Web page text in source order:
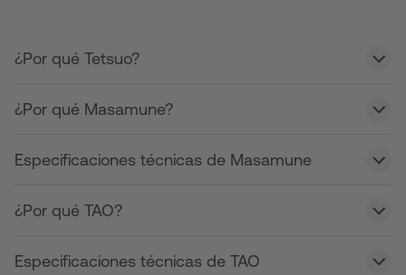
¿Por qué Tetsuo?
¿Por qué Masamune?
Especificaciones técnicas de Masamune
¿Por qué TAO?
Especificaciones técnicas de TAO